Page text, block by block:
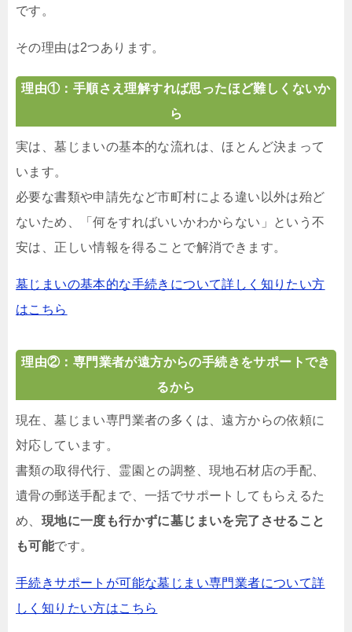
です。
その理由は2つあります。
理由①：手順さえ理解すれば思ったほど難しくないか
ら
実は、墓じまいの基本的な流れは、ほとんど決まって
います。
必要な書類や申請先など市町村による違い以外は殆ど
ないため、「何をすればいいかわからない」という不
安は、正しい情報を得ることで解消できます。
墓じまいの基本的な手続きについて詳しく知りたい方
はこちら
理由②：専門業者が遠方からの手続きをサポートでき
るから
現在、墓じまい専門業者の多くは、遠方からの依頼に
対応しています。
書類の取得代行、霊園との調整、現地石材店の手配、
遺骨の郵送手配まで、一括でサポートしてもらえるた
め、 現地に一度も行かずに墓じまいを完了させること
も可能です。
手続きサポートが可能な墓じまい専門業者について詳
しく知りたい方はこちら